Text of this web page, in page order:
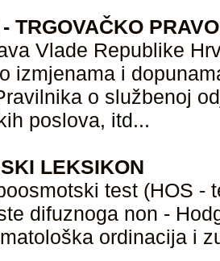
TRGOVAČKO PRAVO
Vlade Republike
izmjenama i
o službenoj
poslova, itd...
LEKSIKON
test (HOS -
difuznoga non -
ordinacija i